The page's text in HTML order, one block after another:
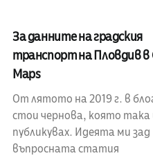
За данните на градския
транспорт на Пловдив в
Maps
От лятото на 2019 г. в
стои чернова, която така
публикувах. Идеята ми зад
въпросната статия